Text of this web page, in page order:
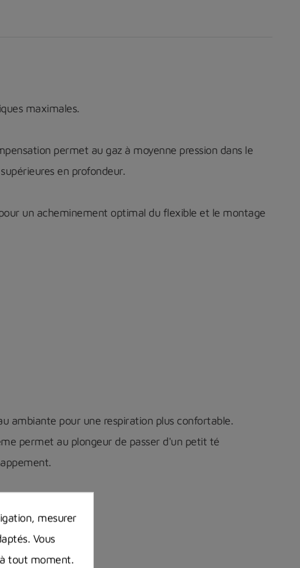
maximales.
permet au gaz à moyenne pression dans le
en profondeur.
un acheminement optimal du flexible et le montage
ambiante pour une respiration plus confortable.
permet au plongeur de passer d'un petit té
traditionnels.
mesurer
Vous
tout moment.